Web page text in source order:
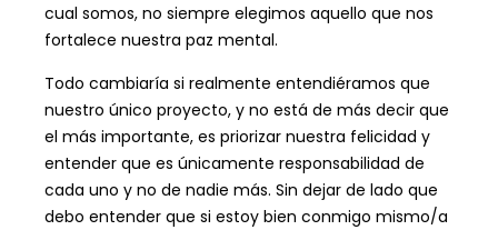
cual somos, no siempre elegimos aquello que nos
fortalece nuestra paz mental.
Todo cambiaría si realmente entendiéramos que
nuestro único proyecto, y no está de más decir que
el más importante, es priorizar nuestra felicidad y
entender que es únicamente responsabilidad de
cada uno y no de nadie más. Sin dejar de lado que
debo entender que si estoy bien conmigo mismo/a